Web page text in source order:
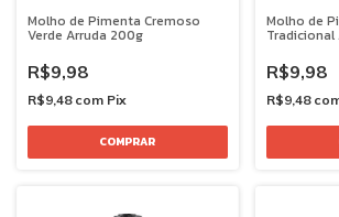
Molho de Pimenta Cremoso
Verde Arruda 200g
R$9,98
R$9,48 com Pix
Molho de
R$9,98
R$9,48